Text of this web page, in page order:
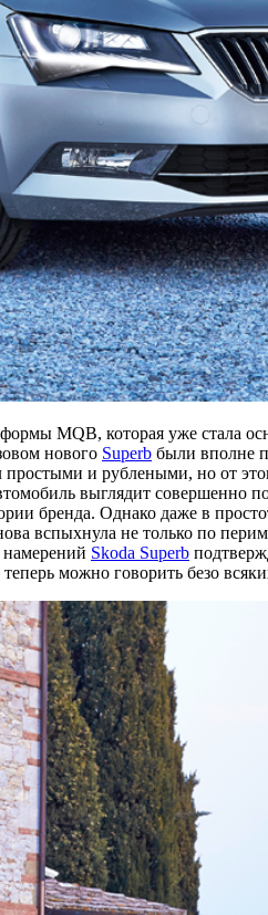
MQB, которая уже стала
нового Superb были вполне
и рублеными, но от
выглядит совершенно
бренда. Однако даже в
вспыхнула не только по
Skoda Superb
можно говорить безо